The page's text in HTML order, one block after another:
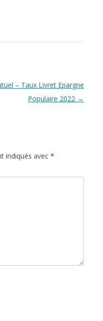
– Taux Livret Epargne
Populaire 2022 →
indiqués avec *